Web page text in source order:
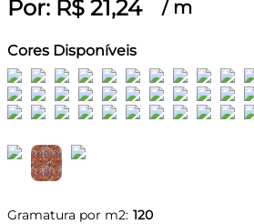
Por: R$ 21,24 / m
Cores Disponíveis
Gramatura por m2: 120